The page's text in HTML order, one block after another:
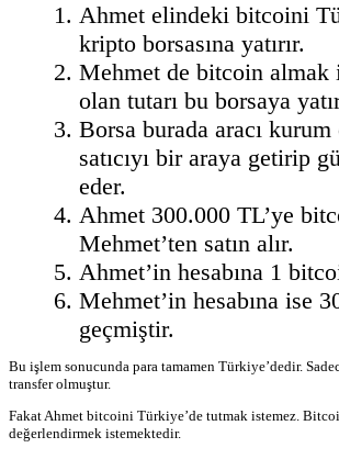
Ahmet elindeki bitcoini
kripto borsasına yatırır.
Mehmet de bitcoin almak
olan tutarı bu borsaya
Borsa burada aracı kurum
satıcıyı bir araya getirip
eder.
Ahmet 300.000 TL’ye
Mehmet’ten satın alır.
Ahmet’in hesabına 1
Mehmet’in hesabına ise
geçmiştir.
Bu işlem sonucunda para tamamen Türkiye’dedir.
transfer olmuştur.
Fakat Ahmet bitcoini Türkiye’de tutmak istemez.
değerlendirmek istemektedir.